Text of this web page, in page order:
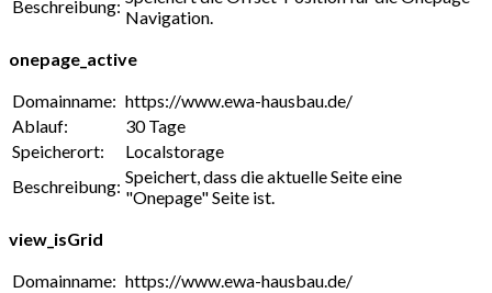
Beschreibung:
Navigation.
onepage_active
Domainname: https://www.ewa-hausbau.de/
Ablauf:
30 Tage
Speicherort:
Localstorage
Beschreibung: Speichert, dass die aktuelle Seite eine
"Onepage" Seite ist.
view_isGrid
Domainname: https://www.ewa-hausbau.de/